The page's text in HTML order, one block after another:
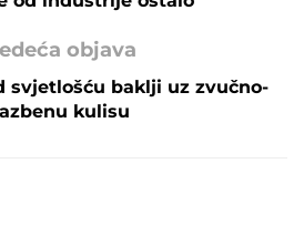
objava
svjetlošću baklji uz zvučno-
kulisu